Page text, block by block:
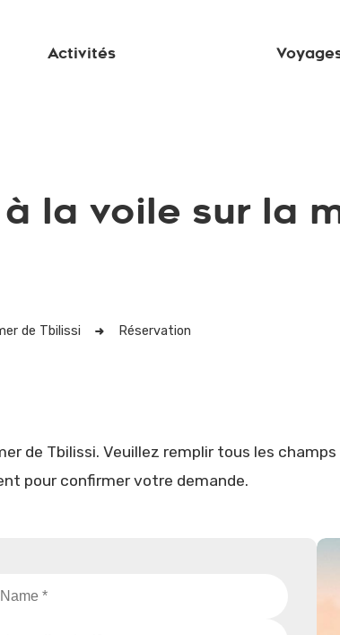
Activités
la voile sur la
de Tbilissi Réservation
de Tbilissi. Veuillez remplir tous les champs
pour confirmer votre demande.